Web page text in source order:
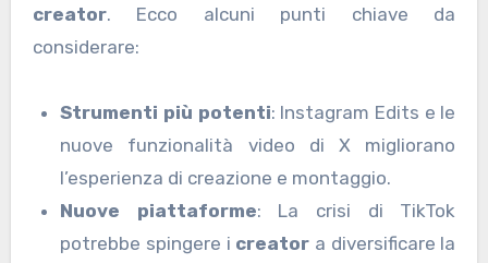
creator. Ecco alcuni punti chiave da
considerare:
Strumenti più potenti: Instagram Edits e le
nuove funzionalità video di X migliorano
l’esperienza di creazione e montaggio.
Nuove piattaforme: La crisi di TikTok
potrebbe spingere i creator a diversificare la